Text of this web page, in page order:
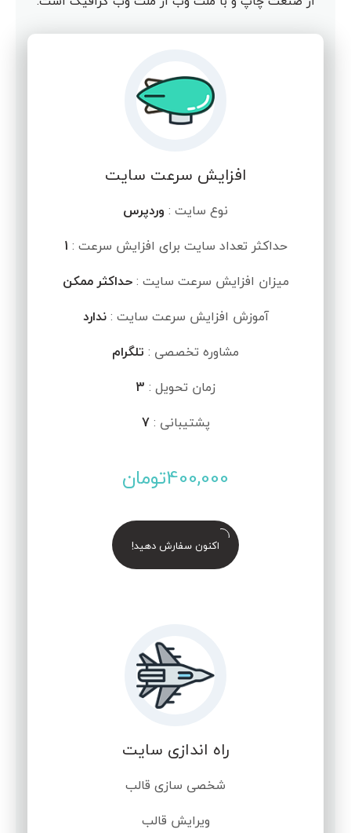
افزایش سرعت سایت
نوع سایت : وردپرس
حداکثر تعداد سایت برای افزایش سرعت : 1
میزان افزایش سرعت سایت :حداکثر ممکن
آموزش افزایش سرعت سایت :ندارد
مشاوره تخصصی : تلگرام
زمان تحویل : 3
پشتیبانی :7
400,000تومان
اکنون سفارش دهید!
راه اندازی سایت
شخصی سازی قالب
ویرایش قالب